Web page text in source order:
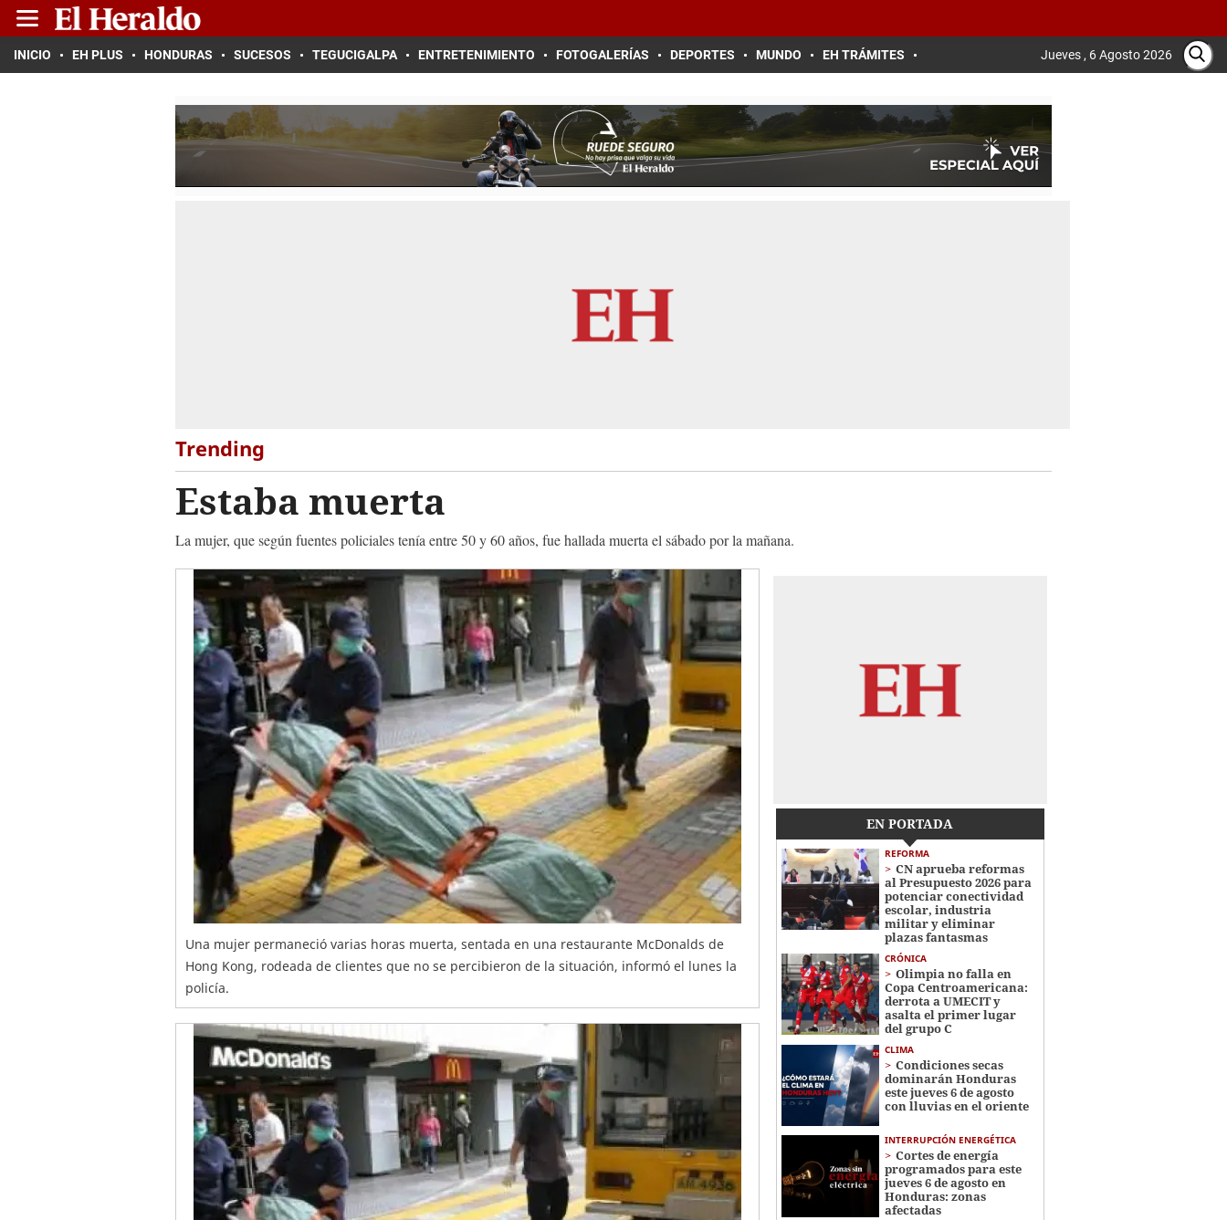
INICIO EH PLUS HONDURAS SUCESOS TEGUCIGALPA ENTRETENIMIENTO FOTOGALERÍAS DEPORTES MUNDO EH TRÁMITES Jueves , 6 Agosto 2026
Trending
Estaba muerta
La mujer, que según fuentes policiales tenía entre 50 y 60 años, fue hallada muerta el sábado por la mañana.
Una mujer permaneció varias horas muerta, sentada en una restaurante McDonalds de
Hong Kong, rodeada de clientes que no se percibieron de la situación, informó el lunes la
policía.
EN PORTADA
REFORMA
CN aprueba reformas
al Presupuesto 2026 para
potenciar conectividad
escolar, industria
militar y eliminar
plazas fantasmas
CRÓNICA
Olimpia no falla en
Copa Centroamericana:
derrota a UMECIT y
asalta el primer lugar
del grupo C
CLIMA
Condiciones secas
dominarán Honduras
este jueves 6 de agosto
con lluvias en el oriente
INTERRUPCIÓN ENERGÉTICA
Cortes de energía
programados para este
jueves 6 de agosto en
Honduras: zonas
afectadas